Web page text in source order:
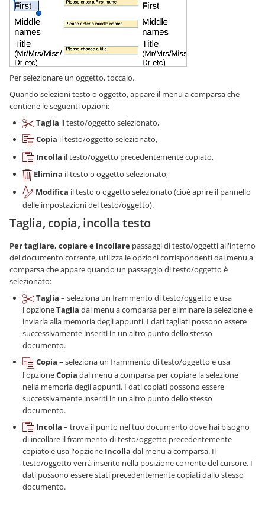
Per selezionare un oggetto, toccalo.
Quando selezioni testo o oggetto, appare il menu a comparsa che
contiene le seguenti opzioni:
Taglia il testo/oggetto selezionato,
Copia il testo/oggetto selezionato,
Incolla il testo/oggetto precedentemente copiato,
Elimina il testo o oggetto selezionato,
Modifica il testo o oggetto selezionato (cioè aprire il pannello
delle impostazioni del testo/oggetto).
Taglia, copia, incolla testo
Per tagliare, copiare e incollare passaggi di testo/oggetti all'interno
del documento corrente, utilizza le opzioni corrispondenti dal menu a
comparsa che appare quando un passaggio di testo/oggetto è
selezionato:
Taglia – seleziona un frammento di testo/oggetto e usa
l'opzioneTaglia dal menu a comparsa per eliminare la selezione e
inviarla alla memoria degli appunti. I dati tagliati possono essere
successivamente inseriti in un altro punto dello stesso
documento.
Copia – seleziona un frammento di testo/oggetto e usa
l'opzioneCopia dal menu a comparsa per copiare la selezione
nella memoria degli appunti. I dati copiati possono essere
successivamente inseriti in un altro punto dello stesso
documento.
Incolla – trova il punto nel tuo documento dove hai bisogno
di incollare il frammento di testo/oggetto precedentemente
copiato e usa l'opzione Incolla dal menu a comparsa. Il
testo/oggetto verrà inserito nella posizione corrente del cursore. I
dati possono essere stati precedentemente copiati dallo stesso
documento.